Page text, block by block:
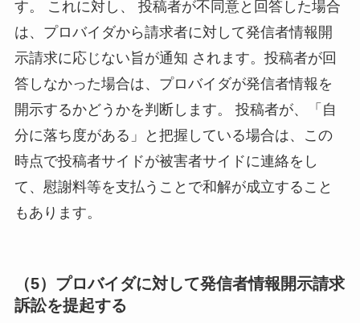
す。 これに対し、 投稿者が不同意と回答した場合
は、プロバイダから請求者に対して発信者情報開
示請求に応じない旨が通知 されます。投稿者が回
答しなかった場合は、プロバイダが発信者情報を
開示するかどうかを判断します。 投稿者が、「自
分に落ち度がある」と把握している場合は、この
時点で投稿者サイドが被害者サイドに連絡をし
て、慰謝料等を支払うことで和解が成立すること
もあります。
（5）プロバイダに対して発信者情報開示請求
訴訟を提起する